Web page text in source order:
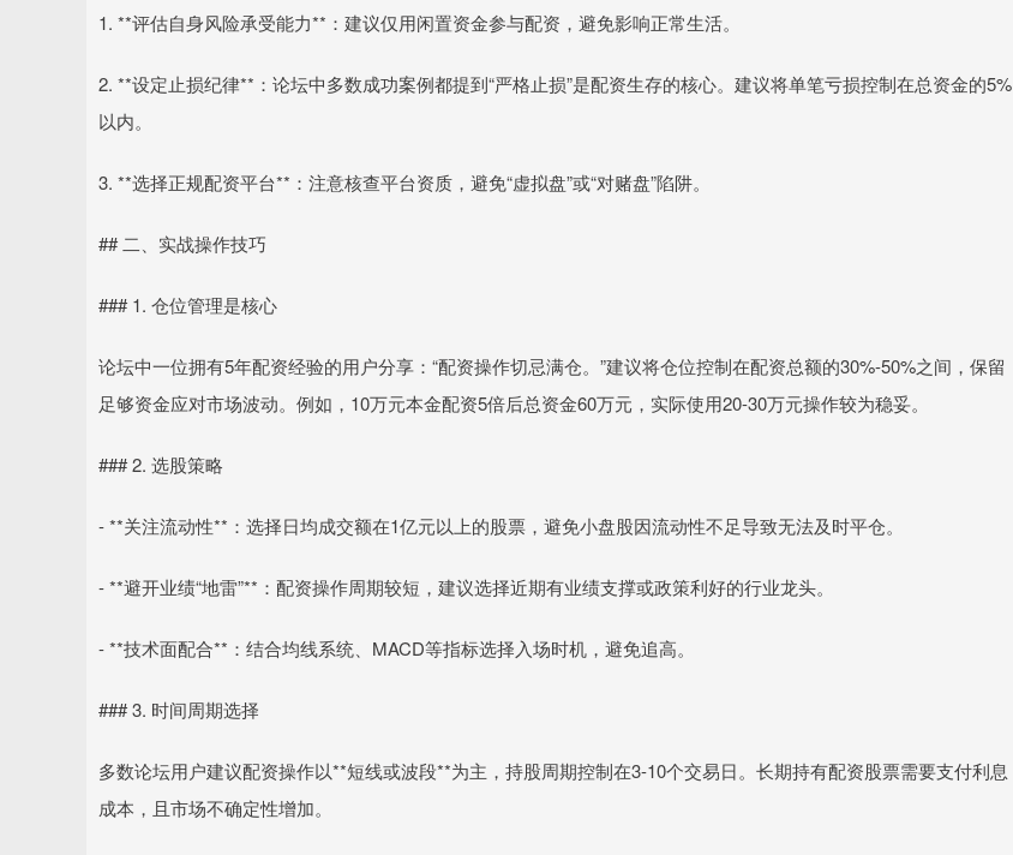
1. **评估自身风险承受能力**：建议仅用闲置资金参与配资，避免影响正常生活。
2. **设定止损纪律**：论坛中多数成功案例都提到“严格止损”是配资生存的核心。建议将单笔亏损控制在总资金的5%
以内。
3. **选择正规配资平台**：注意核查平台资质，避免“虚拟盘”或“对赌盘”陷阱。
## 二、实战操作技巧
### 1. 仓位管理是核心
论坛中一位拥有5年配资经验的用户分享：“配资操作切忌满仓。”建议将仓位控制在配资总额的30%-50%之间，保留
足够资金应对市场波动。例如，10万元本金配资5倍后总资金60万元，实际使用20-30万元操作较为稳妥。
### 2. 选股策略
- **关注流动性**：选择日均成交额在1亿元以上的股票，避免小盘股因流动性不足导致无法及时平仓。
- **避开业绩“地雷”**：配资操作周期较短，建议选择近期有业绩支撑或政策利好的行业龙头。
- **技术面配合**：结合均线系统、MACD等指标选择入场时机，避免追高。
### 3. 时间周期选择
多数论坛用户建议配资操作以**短线或波段**为主，持股周期控制在3-10个交易日。长期持有配资股票需要支付利息
成本，且市场不确定性增加。